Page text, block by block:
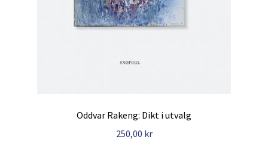
Oddvar Rakeng: Dikt i utvalg
250,00 kr